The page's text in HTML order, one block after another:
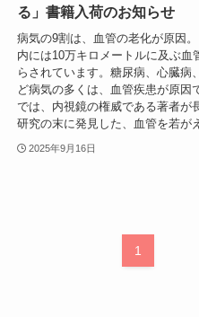
る」書籍入荷のお知らせ
病気の9割は、血管の老化が原因
内には10万キロメートルに及ぶ血
らされています。糖尿病、心臓病
ど病気の多くは、血管疾患が原因
では、内視鏡の権威である著者が
研究の末に発見した、血管を若が
2025年9月16日
1